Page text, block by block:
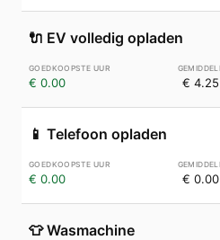
🔌 EV volledig opladen
€ 0.00 € 4.25
📱 Telefoon opladen
€ 0.00 € 0.00
👕 Wasmachine